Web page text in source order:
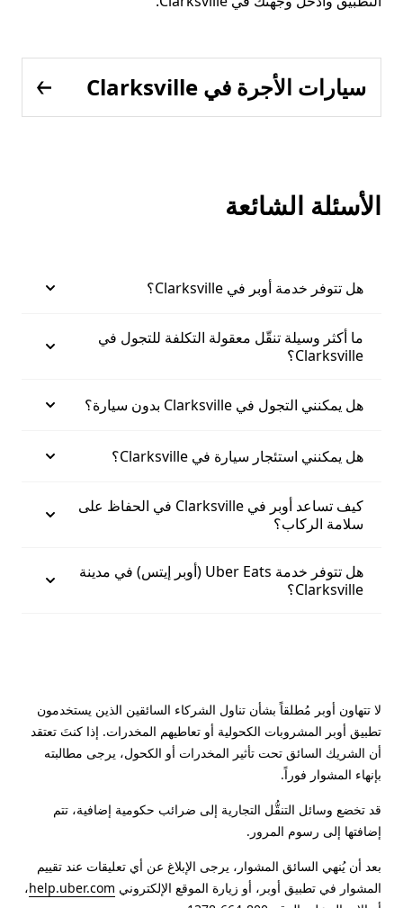
سيارات الأجرة في Clarksville
الأسئلة الشائعة
هل تتوفر خدمة أوبر في Clarksville؟
ما أكثر وسيلة تنقّل معقولة التكلفة للتجول في
Clarksville؟
هل يمكنني التجول في Clarksville بدون سيارة؟
هل يمكنني استئجار سيارة في Clarksville؟
كيف تساعد أوبر في Clarksville في الحفاظ على
سلامة الركاب؟
هل تتوفر خدمة Uber Eats (أوبر إيتس) في مدينة
Clarksville؟
لا تتهاون أوبر مُطلقاً بشأن تناول الشركاء السائقين الذين يستخدمون
تطبيق أوبر المشروبات الكحولية أو تعاطيهم المخدرات. إذا كنتَ تعتقد
أن الشريك السائق تحت تأثير المخدرات أو الكحول، يرجى مطالبته
بإنهاء المشوار فوراً.
قد تخضع وسائل التنقُّل التجارية إلى ضرائب حكومية إضافية، تتم
إضافتها إلى رسوم المرور.
بعد أن يُنهي السائق المشوار، يرجى الإبلاغ عن أي تعليقات عند تقييم
المشوار في تطبيق أوبر، أو زيارة الموقع الإلكتروني help.uber.com،